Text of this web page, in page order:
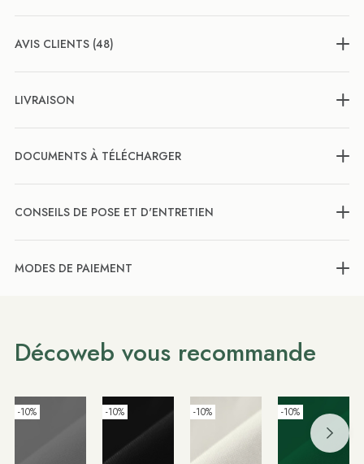
AVIS CLIENTS (48)
LIVRAISON
DOCUMENTS À TÉLÉCHARGER
CONSEILS DE POSE ET D'ENTRETIEN
MODES DE PAIEMENT
Décoweb vous recommande
-10% -10% -10% -10%